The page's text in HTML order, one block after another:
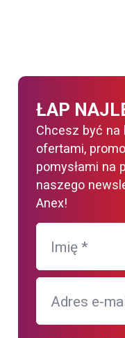
ŁAP
Chcesz być
ofertami,
pomysłami na
naszego
Anex!
Imię *
Adres e-